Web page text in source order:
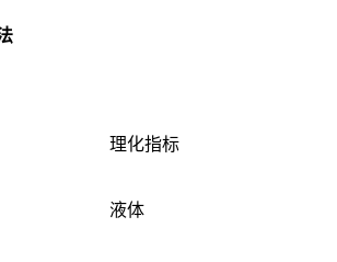
理化指标
液体